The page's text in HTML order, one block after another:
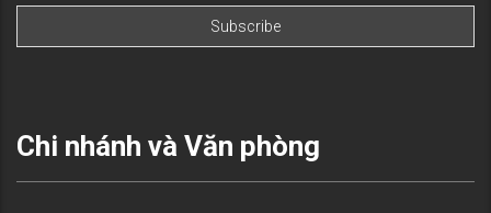
Chi nhánh và Văn phòng